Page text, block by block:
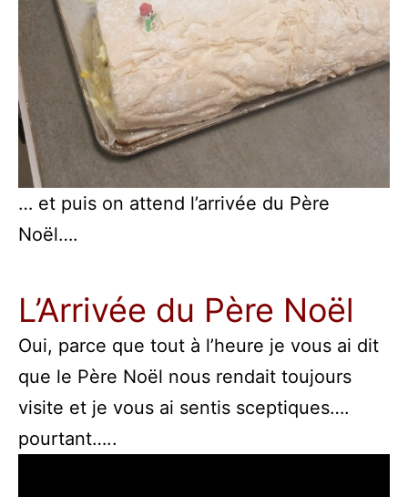
… et puis on attend l’arrivée du Père
Noël….
L’Arrivée du Père Noël
Oui, parce que tout à l’heure je vous ai dit
que le Père Noël nous rendait toujours
visite et je vous ai sentis sceptiques….
pourtant…..